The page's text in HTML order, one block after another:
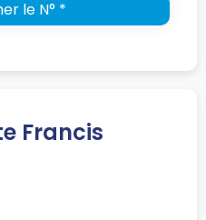
le N° *
Francis